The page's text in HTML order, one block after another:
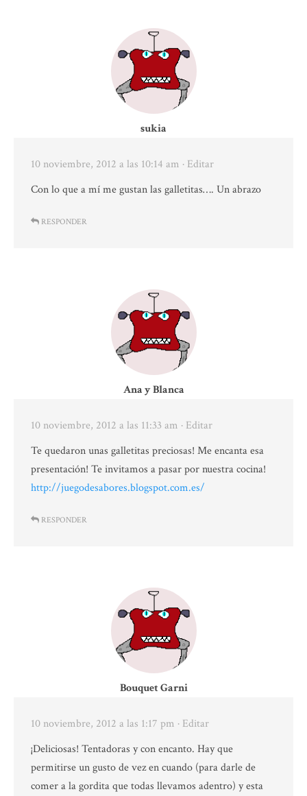
sukia
10 noviembre, 2012 a las 10:14 am · Editar
Con lo que a mí me gustan las galletitas…. Un abrazo
RESPONDER
Ana y Blanca
10 noviembre, 2012 a las 11:33 am · Editar
Te quedaron unas galletitas preciosas! Me encanta esa
presentación! Te invitamos a pasar por nuestra cocina!
http://juegodesabores.blogspot.com.es/
RESPONDER
Bouquet Garni
10 noviembre, 2012 a las 1:17 pm · Editar
¡Deliciosas! Tentadoras y con encanto. Hay que
permitirse un gusto de vez en cuando (para darle de
comer a la gordita que todas llevamos adentro) y esta